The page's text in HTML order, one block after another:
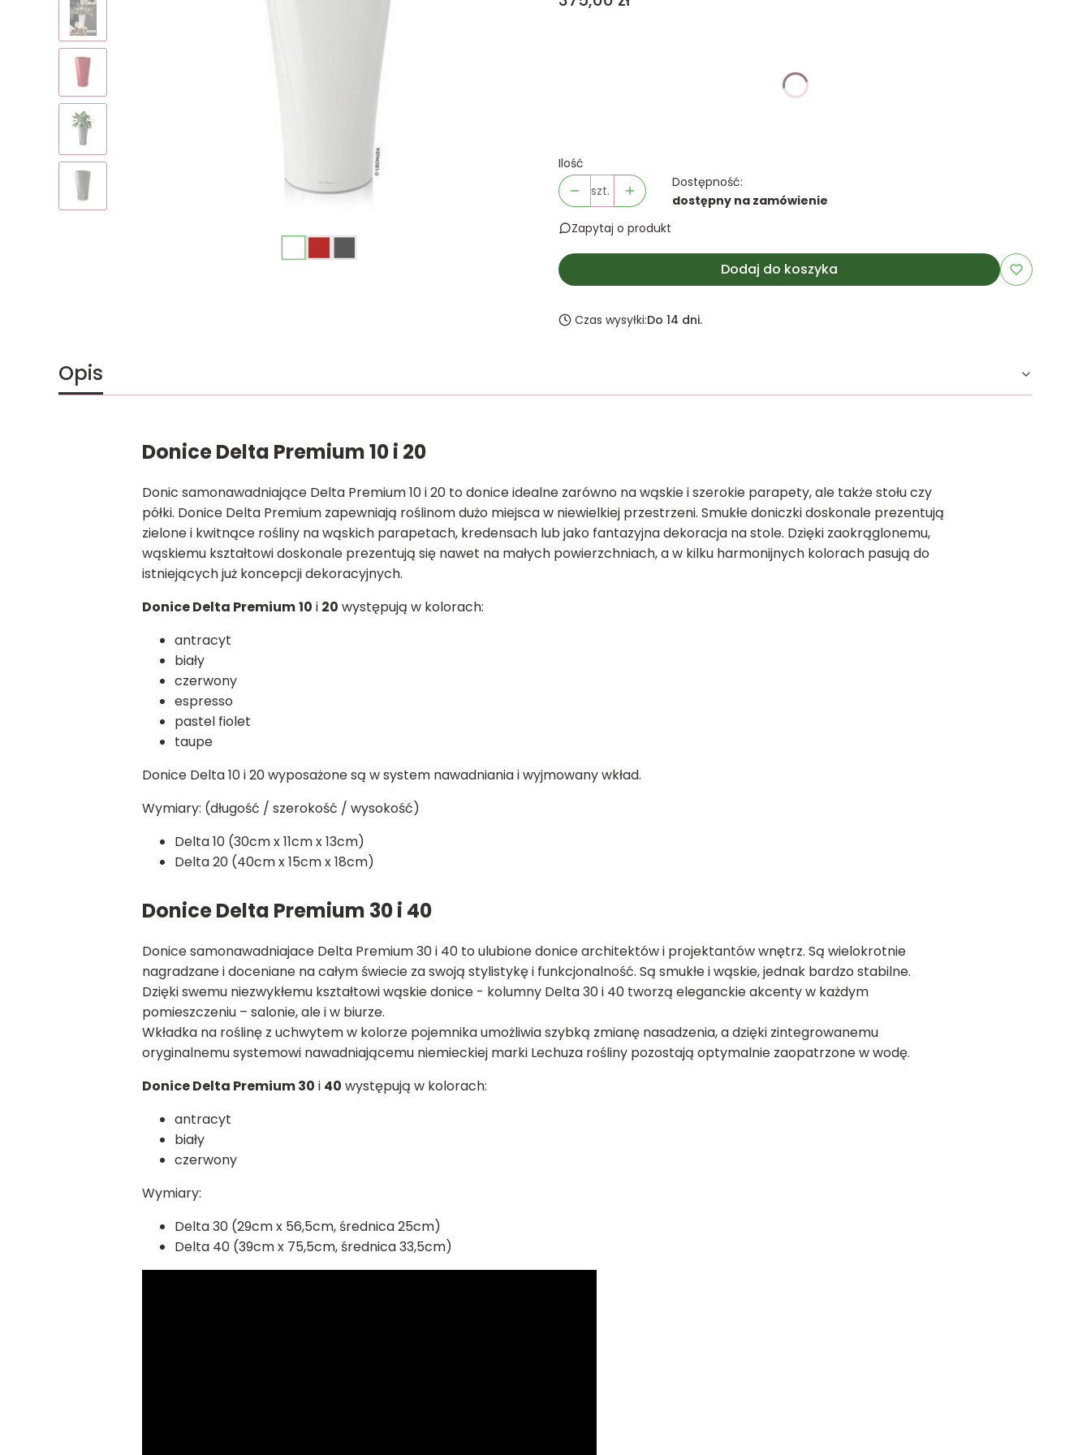
Poszczególne warianty mogą różnić się ceną
Ilość
szt.
Dostępność:
dostępny na zamówienie
Zapytaj o produkt
Dodaj do koszyka
Czas wysyłki:Do 14 dni.
Opis
Donice Delta Premium 10 i 20
Donic samonawadniające Delta Premium 10 i 20 to donice idealne zarówno na wąskie i szerokie parapety, ale także stołu czy
półki. Donice Delta Premium zapewniają roślinom dużo miejsca w niewielkiej przestrzeni. Smukłe doniczki doskonale prezentują
zielone i kwitnące rośliny na wąskich parapetach, kredensach lub jako fantazyjna dekoracja na stole. Dzięki zaokrąglonemu,
wąskiemu kształtowi doskonale prezentują się nawet na małych powierzchniach, a w kilku harmonijnych kolorach pasują do
istniejących już koncepcji dekoracyjnych.
Donice Delta Premium10 i 20 występują w kolorach:
antracyt
biały
czerwony
espresso
pastel fiolet
taupe
Donice Delta 10 i 20 wyposażone są w system nawadniania i wyjmowany wkład.
Wymiary: (długość / szerokość / wysokość)
Delta 10 (30cm x 11cm x 13cm)
Delta 20 (40cm x 15cm x 18cm)
Donice Delta Premium 30 i 40
Donice samonawadniajace Delta Premium 30 i 40 to ulubione donice architektów i projektantów wnętrz. Są wielokrotnie
nagradzane i doceniane na całym świecie za swoją stylistykę i funkcjonalność. Są smukłe i wąskie, jednak bardzo stabilne.
Dzięki swemu niezwykłemu kształtowi wąskie donice - kolumny Delta 30 i 40 tworzą eleganckie akcenty w każdym
pomieszczeniu – salonie, ale i w biurze.
Wkładka na roślinę z uchwytem w kolorze pojemnika umożliwia szybką zmianę nasadzenia, a dzięki zintegrowanemu
oryginalnemu systemowi nawadniającemu niemieckiej marki Lechuza rośliny pozostają optymalnie zaopatrzone w wodę.
Donice Delta Premium 30 i 40 występują w kolorach:
antracyt
biały
czerwony
Wymiary:
Delta 30 (29cm x 56,5cm, średnica 25cm)
Delta 40 (39cm x 75,5cm, średnica 33,5cm)